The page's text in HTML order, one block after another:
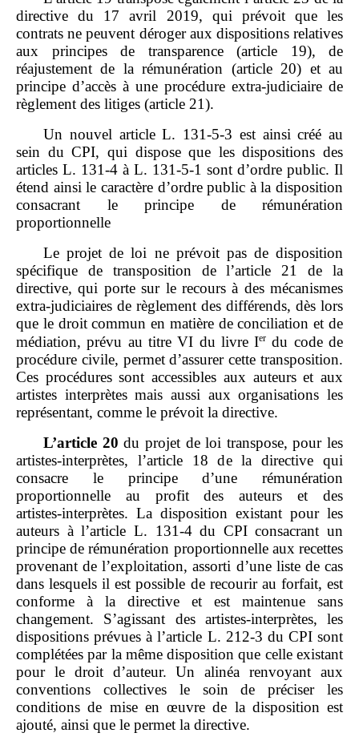
directive du 17 avril 2019, qui prévoit que les
contrats ne peuvent déroger aux dispositions relatives
aux principes de transparence (article 19), de
réajustement de la rémunération (article 20) et au
principe d’accès à une procédure extra‑judiciaire de
règlement des litiges (article 21).
Un nouvel article L. 131‑5‑3 est ainsi créé au
sein du CPI, qui dispose que les dispositions des
articles L. 131‑4 à L. 131‑5‑1 sont d’ordre public. Il
étend ainsi le caractère d’ordre public à la disposition
consacrant le principe de rémunération
proportionnelle
Le projet de loi ne prévoit pas de disposition
spécifique de transposition de l’article 21 de la
directive, qui porte sur le recours à des mécanismes
extra‑judiciaires de règlement des différends, dès lors
que le droit commun en matière de conciliation et de
médiation, prévu au titre VI du livre Ier du code de
procédure civile, permet d’assurer cette transposition.
Ces procédures sont accessibles aux auteurs et aux
artistes interprètes mais aussi aux organisations les
représentant, comme le prévoit la directive.
L’article 20 du projet de loi transpose, pour les
artistes‑interprètes, l’article 18 de la directive qui
consacre le principe d’une rémunération
proportionnelle au profit des auteurs et des
artistes‑interprètes. La disposition existant pour les
auteurs à l’article L. 131‑4 du CPI consacrant un
principe de rémunération proportionnelle aux recettes
provenant de l’exploitation, assorti d’une liste de cas
dans lesquels il est possible de recourir au forfait, est
conforme à la directive et est maintenue sans
changement. S’agissant des artistes‑interprètes, les
dispositions prévues à l’article L. 212‑3 du CPI sont
complétées par la même disposition que celle existant
pour le droit d’auteur. Un alinéa renvoyant aux
conventions collectives le soin de préciser les
conditions de mise en œuvre de la disposition est
ajouté, ainsi que le permet la directive.